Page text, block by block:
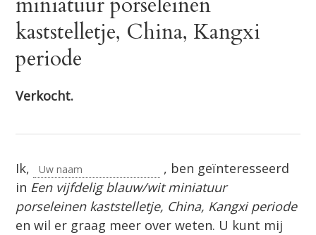
kaststelletje, China, Kangxi
periode
Verkocht.
Ik,
, ben geïnteresseerd
in Een vijfdelig blauw/wit miniatuur
porseleinen kaststelletje, China, Kangxi periode
en wil er graag meer over weten. U kunt mij